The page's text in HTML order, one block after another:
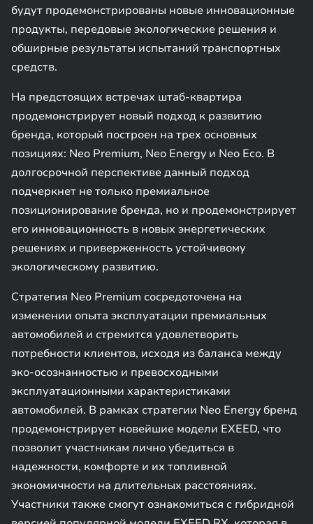
будут продемонстрированы новые инновационные
продукты, передовые экологические решения и
обширные результаты испытаний транспортных
средств.
На предстоящих встречах штаб-квартира
продемонстрирует новый подход к развитию
бренда, который построен на трех основных
позициях: Neo Premium, Neo Energy и Neo Eco. В
долгосрочной перспективе данный подход
подчеркнет не только премиальное
позиционирование бренда, но и продемонстрирует
его инновационность в новых энергетических
решениях и приверженность устойчивому
экологическому развитию.
Стратегия Neo Premium сосредоточена на
изменении опыта эксплуатации премиальных
автомобилей и стремится удовлетворить
потребности клиентов, исходя из баланса между
эко-осознанностью и превосходными
эксплуатационными характеристиками
автомобилей. В рамках стратегии Neo Energy бренд
продемонстрирует новейшие модели EXEED, что
позволит участникам лично убедиться в
надежности, комфорте и их топливной
экономичности на длительных расстояниях.
Участники также смогут ознакомиться с гибридной